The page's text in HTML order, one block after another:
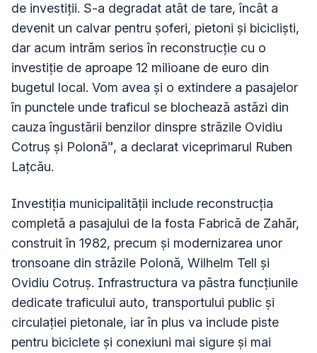
de investiții. S-a degradat atât de tare, încât a
devenit un calvar pentru șoferi, pietoni și bicicliști,
dar acum intrăm serios în reconstrucție cu o
investiție de aproape 12 milioane de euro din
bugetul local. Vom avea și o extindere a pasajelor
în punctele unde traficul se blochează astăzi din
cauza îngustării benzilor dinspre străzile Ovidiu
Cotruș și Polonă”, a declarat viceprimarul Ruben
Lațcău.
Investiția municipalității include reconstrucția
completă a pasajului de la fosta Fabrică de Zahăr,
construit în 1982, precum și modernizarea unor
tronsoane din străzile Polonă, Wilhelm Tell și
Ovidiu Cotruș. Infrastructura va păstra funcțiunile
dedicate traficului auto, transportului public și
circulației pietonale, iar în plus va include piste
pentru biciclete și conexiuni mai sigure și mai